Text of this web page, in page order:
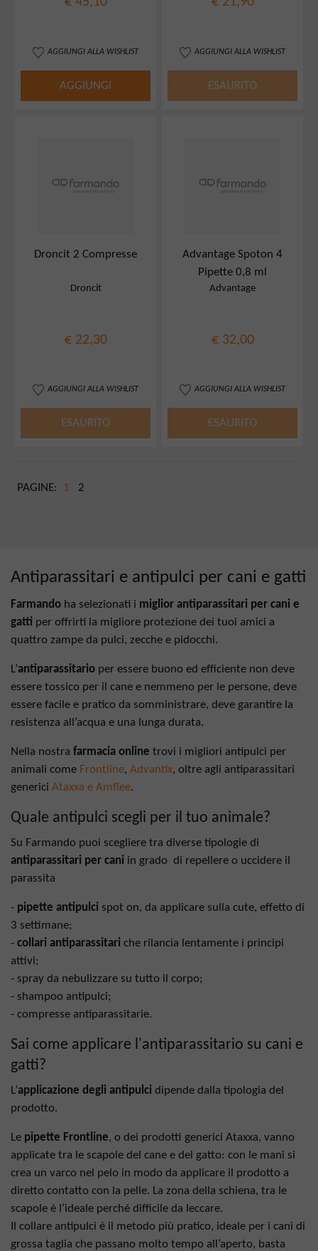
AGGIUNGI ALLA WISHLIST
AGGIUNGI
AGGIUNGI ALLA WISHLIST
ESAURITO
Droncit 2 Compresse
Droncit
€ 22,30
AGGIUNGI ALLA WISHLIST
ESAURITO
Advantage Spoton 4
Pipette 0,8 ml
Advantage
€ 32,00
AGGIUNGI ALLA WISHLIST
ESAURITO
PAGINE: 1 2
Antiparassitari e antipulci per cani e gatti
Farmando ha selezionati i miglior antiparassitari per cani e
gatti per offrirti la migliore protezione dei tuoi amici a
quattro zampe da pulci, zecche e pidocchi.
L’antiparassitario per essere buono ed efficiente non deve
essere tossico per il cane e nemmeno per le persone, deve
essere facile e pratico da somministrare, deve garantire la
resistenza all’acqua e una lunga durata.
Nella nostra farmacia online trovi i migliori antipulci per
animali come Frontline, Advantix, oltre agli antiparassitari
generici Ataxxa e Amflee.
Quale antipulci scegli per il tuo animale?
Su Farmando puoi scegliere tra diverse tipologie di
antiparassitari per cani in grado di repellere o uccidere il
parassita
- pipette antipulci spot on, da applicare sulla cute, effetto di
3 settimane;
- collari antiparassitari che rilancia lentamente i principi
attivi;
- spray da nebulizzare su tutto il corpo;
- shampoo antipulci;
- compresse antiparassitarie.
Sai come applicare l'antiparassitario su cani e
gatti?
L’applicazione degli antipulci dipende dalla tipologia del
prodotto.
Le pipette Frontline, o dei prodotti generici Ataxxa, vanno
applicate tra le scapole del cane e del gatto: con le mani si
crea un varco nel pelo in modo da applicare il prodotto a
diretto contatto con la pelle. La zona della schiena, tra le
scapole è l’ideale perché difficile da leccare.
Il collare antipulci è il metodo più pratico, ideale per i cani di
grossa taglia che passano molto tempo all’aperto, basta